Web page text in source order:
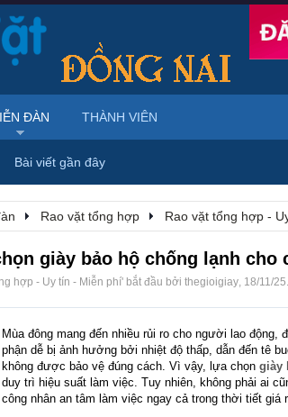
Rao vặt tổng hợp Rao vặt tổng hợp -
giày bảo hộ chống lạnh cho
hợp - Uy tín - Miễn phí' bắt đầu bởi thegioigiay, 18/11/25.
Mùa đông mang đến nhiều rủi ro cho người lao
phận dễ bị ảnh hưởng bởi nhiệt độ thấp, dẫn đến tê
không được bảo vệ đúng cách. Vì vậy, lựa chọn giày
duy trì hiệu suất làm việc. Tuy nhiên, không phải ai
công nhân an tâm làm việc ngay cả trong thời tiết giá
ĐÀN
Bài viết gần đây
THÀNH VIÊN